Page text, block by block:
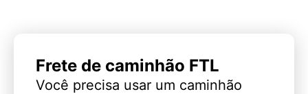
Frete de caminhão FTL
Você precisa usar um caminhão